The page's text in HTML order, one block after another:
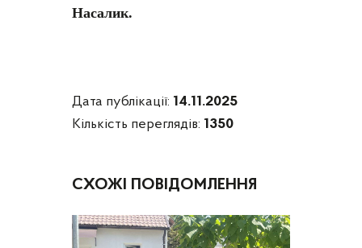
Насалик.
Дата публікації: 14.11.2025
Кількість переглядів: 1350
СХОЖІ ПОВІДОМЛЕННЯ